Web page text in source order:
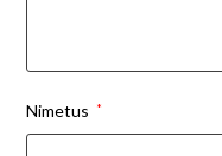
Nimetus *